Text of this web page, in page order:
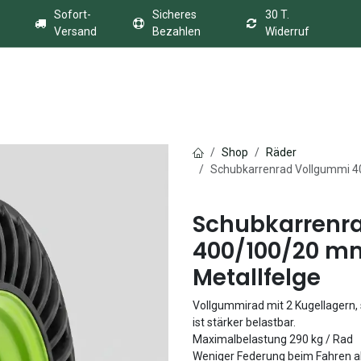
Sofort-
Versand
Sicheres
Bezahlen
30 T.
Widerruf
Shop
Räder
Schubkarrenrad Vollgummi
400/100/20
Metallfelge
Vollgummirad mit 2
ist stärker belastbar.
Maximalbelastung 290 kg / Rad
Weniger Federung beim Fahren